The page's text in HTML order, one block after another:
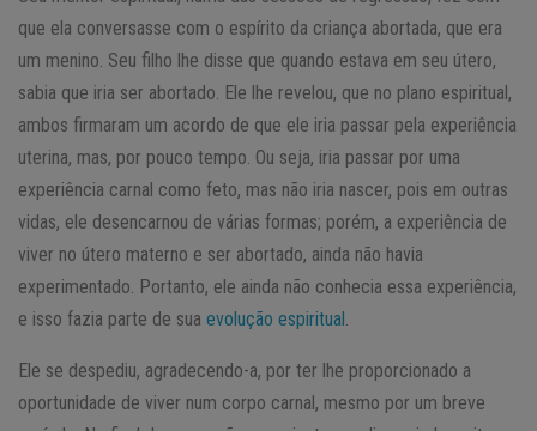
que ela conversasse com o espírito da criança abortada, que era
um menino. Seu filho lhe disse que quando estava em seu útero,
sabia que iria ser abortado. Ele lhe revelou, que no plano espiritual,
ambos firmaram um acordo de que ele iria passar pela experiência
uterina, mas, por pouco tempo. Ou seja, iria passar por uma
experiência carnal como feto, mas não iria nascer, pois em outras
vidas, ele desencarnou de várias formas; porém, a experiência de
viver no útero materno e ser abortado, ainda não havia
experimentado. Portanto, ele ainda não conhecia essa experiência,
e isso fazia parte de sua evolução espiritual
Ele se despediu, agradecendo-a, por ter lhe proporcionado a
oportunidade de viver num corpo carnal, mesmo por um breve